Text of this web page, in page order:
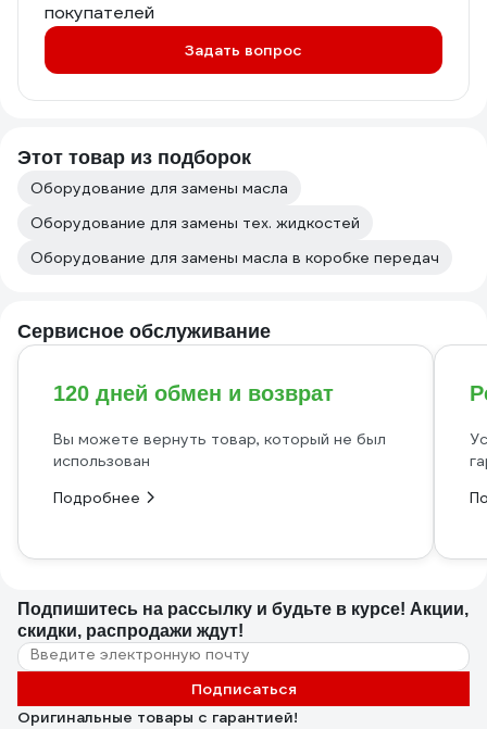
покупателей
Задать вопрос
Этот товар из подборок
Оборудование для замены масла
Оборудование для замены тех. жидкостей
Оборудование для замены масла в коробке передач
Сервисное обслуживание
120 дней обмен и возврат
Вы можете вернуть товар, который не был
использован
Подробнее
Подпишитесь на рассылку и будьте в курсе! Акции,
скидки, распродажи ждут!
Подписаться
Оригинальные товары с гарантией!